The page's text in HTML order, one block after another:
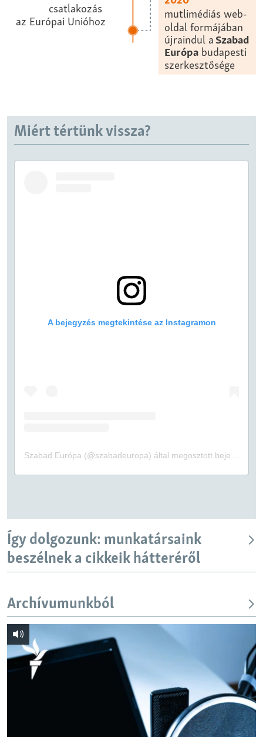
Miért tértünk vissza?
Így dolgozunk: munkatársaink
beszélnek a cikkeik hátteréről
Archívumunkból